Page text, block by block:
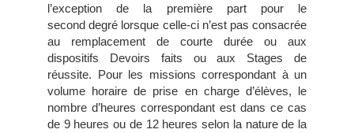
l’exception de la première part pour le
second degré lorsque celle-ci n’est pas consacrée
au remplacement de courte durée ou aux
dispositifs Devoirs faits ou aux Stages de
réussite. Pour les missions correspondant à un
volume horaire de prise en charge d’élèves, le
nombre d’heures correspondant est dans ce cas
de 9 heures ou de 12 heures selon la nature de la